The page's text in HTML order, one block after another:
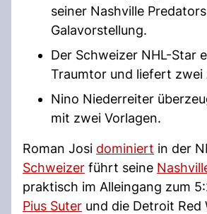
seiner Nashville
Galavorstellung.
Der Schweizer NHL-Star
Traumtor und liefert zwei
Nino Niederreiter
mit zwei Vorlagen.
Roman Josi dominiert in der
Schweizer führt seine
praktisch im Alleingang zum
Pius Suter und die Detroit Red